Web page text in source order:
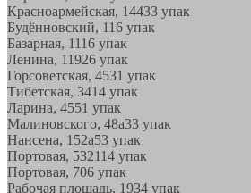
Красноармейская, 14433 упак
Будённовский, 116 упак
Базарная, 1116 упак
Ленина, 11926 упак
Горсоветская, 4531 упак
Тибетская, 3414 упак
Ларина, 4551 упак
Малиновского, 48а33 упак
Нансена, 152а53 упак
Портовая, 532114 упак
Портовая, 706 упак
Рабочая площадь, 1934 упак